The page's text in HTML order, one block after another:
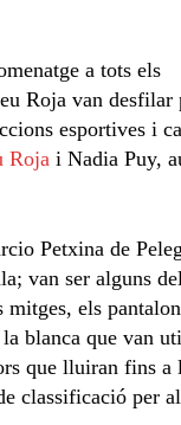
a tots els
Roja van desfilar
esportives i
Roja i Nadia Puy,
Petxina de
van ser alguns
mitges, els
blanca que van
que lluiran fins a
classificació per